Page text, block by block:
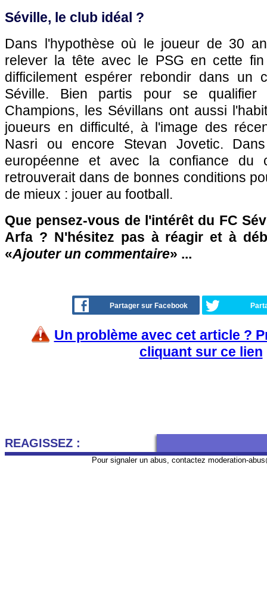
Séville, le club idéal ?
Dans l'hypothèse où le joueur de 30
relever la tête avec le PSG en cette
difficilement espérer rebondir dans un
Séville. Bien partis pour se
Champions, les Sévillans ont aussi
joueurs en difficulté, à l'image des
Nasri ou encore Stevan Jovetic.
européenne et avec la confiance du
retrouverait dans de bonnes conditions
de mieux : jouer au football.
Que pensez-vous de l'intérêt du FC
Arfa ? N'hésitez pas à réagir et à
«Ajouter un commentaire» ...
Partager sur Facebook
Un problème avec cet article ?
cliquant sur ce lien
REAGISSEZ :
Pour signaler un abus, contactez moderation-